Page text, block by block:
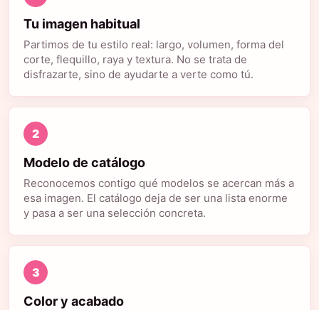
Tu imagen habitual
Partimos de tu estilo real: largo, volumen, forma del
corte, flequillo, raya y textura. No se trata de
disfrazarte, sino de ayudarte a verte como tú.
2
Modelo de catálogo
Reconocemos contigo qué modelos se acercan más a
esa imagen. El catálogo deja de ser una lista enorme
y pasa a ser una selección concreta.
3
Color y acabado